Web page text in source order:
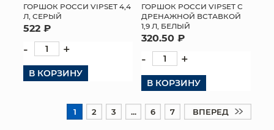
ГОРШОК РОССИ VIPSET 4,4
Л, СЕРЫЙ
522 ₽
- +
В КОРЗИНУ
ГОРШОК РОССИ VIPSET С
ДРЕНАЖНОЙ ВСТАВКОЙ
1,9 Л, БЕЛЫЙ
320.50 ₽
- +
В КОРЗИНУ
1 2 3 ... 6 7 ВПЕРЕД